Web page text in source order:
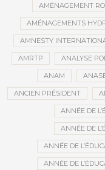
AMÉNAGEMENT
AMÉNAGEMENTS
AMNESTY
AMRTP ANALYSE
ANAM
ANCIEN PRÉSIDENT
ANNÉE DE
ANNÉE DE
ANNÉE DE
ANNÉE DE